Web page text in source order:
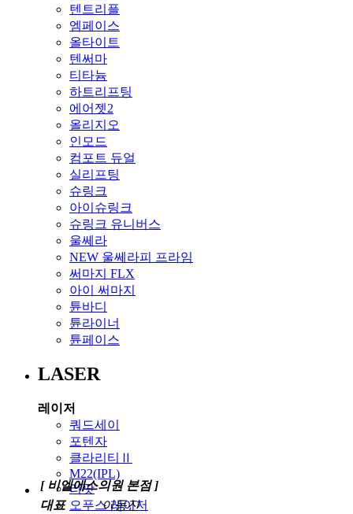
텐트리플
엠페이스
올타이트
텐써마
티타늄
하트리프팅
에어젯2
올리지오
인모드
컴포트 듀얼
실리프팅
슈링크
아이슈링크
슈링크 유니버스
울쎄라
NEW 울쎄라피 프라임
써마지 FLX
아이 써마지
튠바디
튠라이너
튠페이스
LASER
레이저
쿼드세이
포텐자
클라리티Ⅱ
M22(IPL)
리팟
오푸스 레이저
[ 비엘에스의원 본점 ]
대표
이동진